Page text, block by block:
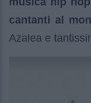
cantanti al
Azalea e